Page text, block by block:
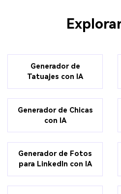
Generador de
Tatuajes con IA
Generador de Chicas
con IA
Generador de Fotos
para LinkedIn con IA